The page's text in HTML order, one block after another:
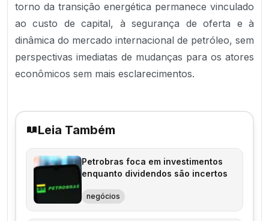
torno da transição energética permanece vinculado
ao custo de capital, à segurança de oferta e à
dinâmica do mercado internacional de petróleo, sem
perspectivas imediatas de mudanças para os atores
econômicos sem mais esclarecimentos.
Leia Também
Petrobras foca em investimentos
enquanto dividendos são incertos
negócios